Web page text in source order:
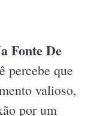
Fonte De
percebe que
valioso,
por um